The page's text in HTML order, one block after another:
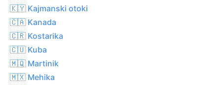
🇰🇾 Kajmanski otoki
🇨🇦 Kanada
🇨🇷 Kostarika
🇨🇺 Kuba
🇲🇶 Martinik
🇲🇽 Mehika